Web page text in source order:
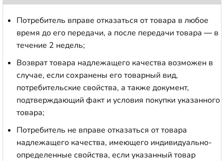
Потребитель вправе отказаться от товара в любое
время до его передачи, а после передачи товара — в
течение 2 недель;
Возврат товара надлежащего качества возможен в
случае, если сохранены его товарный вид,
потребительские свойства, а также документ,
подтверждающий факт и условия покупки указанного
товара;
Потребитель не вправе отказаться от товара
надлежащего качества, имеющего индивидуально-
определенные свойства, если указанный товар